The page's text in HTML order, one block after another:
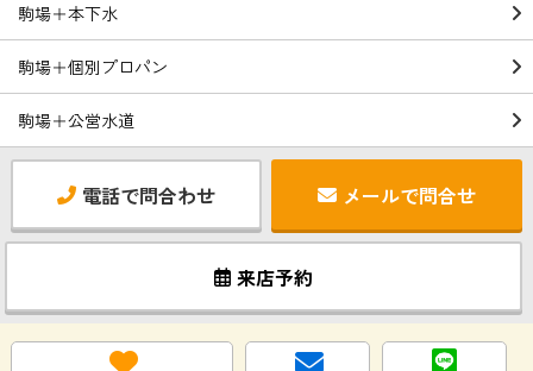
駒場＋本下水
駒場＋個別プロパン
駒場＋公営水道
電話で問合わせ メールで問合せ
来店予約